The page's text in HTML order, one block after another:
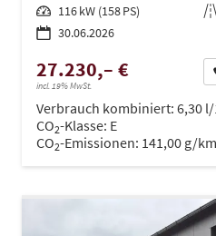
Leistung 116 kW (158 PS) Kilometerstand
30.06.2026
27.230,– €
incl. 19% MwSt.
Verbrauch kombiniert: 6,30
CO2-Klasse: E
CO2-Emissionen: 141,00 g/km